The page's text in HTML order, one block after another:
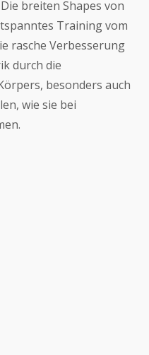
breiten Shapes von
Training vom
rasche Verbesserung
durch die
besonders auch
wie sie bei